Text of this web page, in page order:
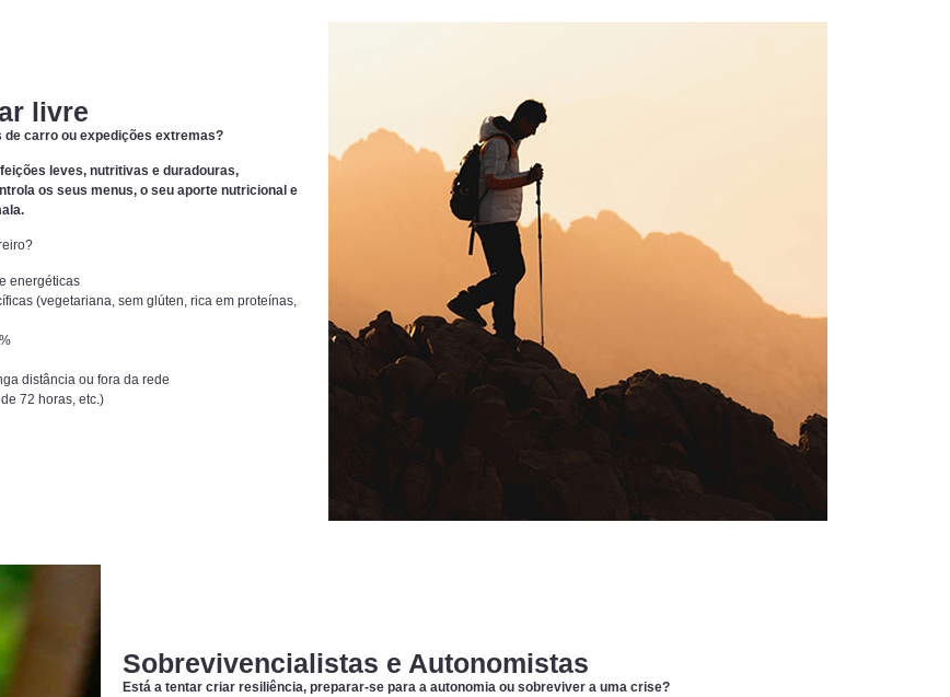
livre
carro ou expedições extremas?
leves, nutritivas e duradouras,
os seus menus, o seu aporte nutricional e
energéticas
(vegetariana, sem glúten, rica em proteínas,
distância ou fora da rede
72 horas, etc.)
Sobrevivencialistas e Autonomistas
Está a tentar criar resiliência, preparar-se para a autonomia ou sobreviver a uma crise?